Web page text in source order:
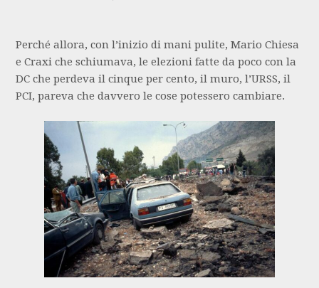
Perché allora, con l’inizio di mani pulite, Mario Chiesa
e Craxi che schiumava, le elezioni fatte da poco con la
DC che perdeva il cinque per cento, il muro, l’URSS, il
PCI, pareva che davvero le cose potessero cambiare.